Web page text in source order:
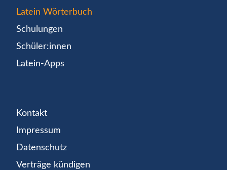
Latein Wörterbuch
Schulungen
Schüler:innen
Latein-Apps
Kontakt
Impressum
Datenschutz
Verträge kündigen